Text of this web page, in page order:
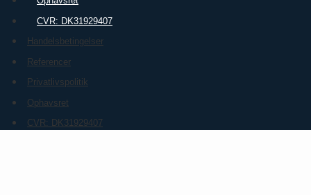
CVR: DK31929407
Handelsbetingelser
Referencer
Privatlivspolitik
Ophavsret
CVR: DK31929407